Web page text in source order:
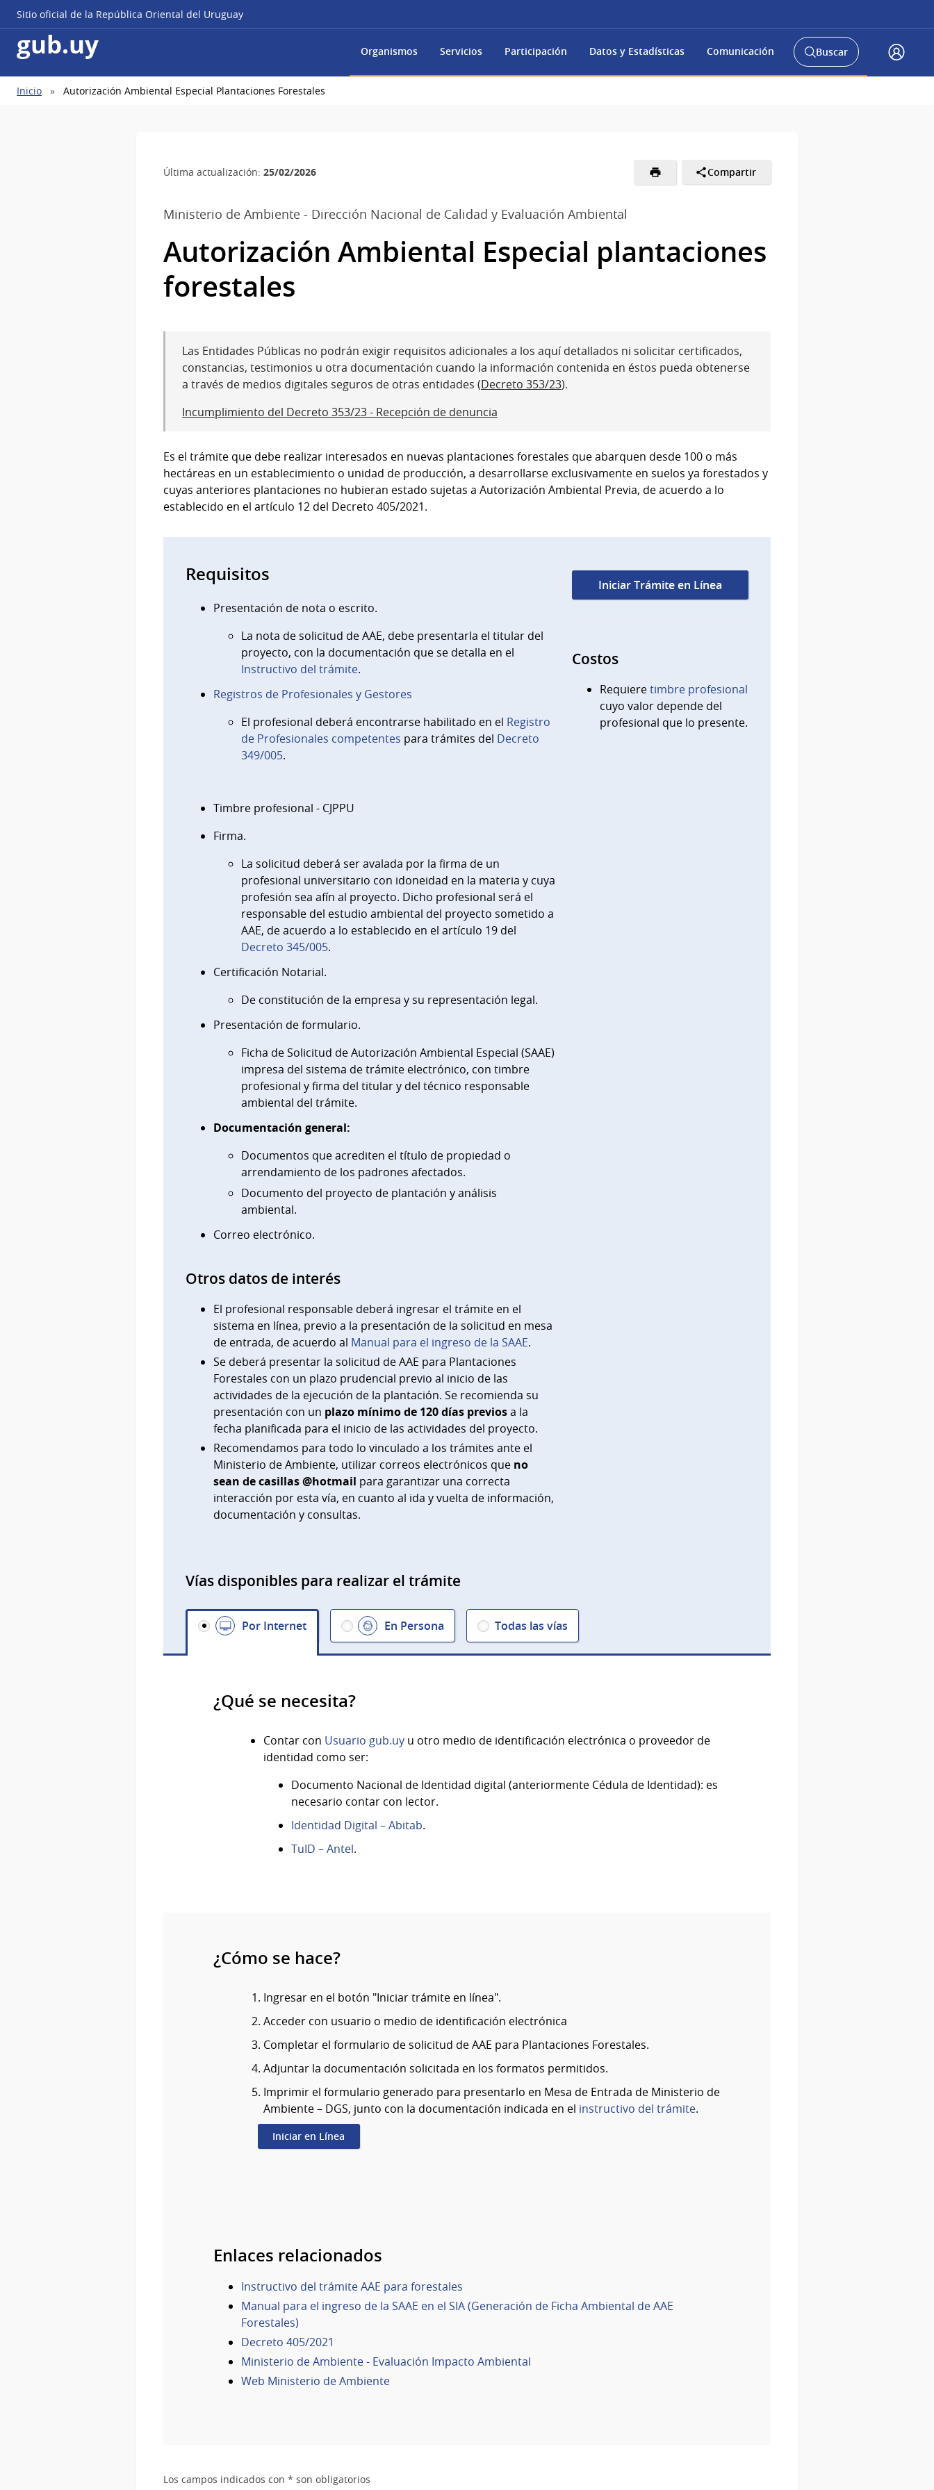
Sitio oficial de la República Oriental del Uruguay
gub.uy Organismos Servicios Participación Datos y Estadísticas Comunicación
Abrir
buscador
Buscar
Acceso
Ruta
Inicio Autorización Ambiental Especial Plantaciones Forestales
Última actualización: 25/02/2026 Compartir
Ministerio de Ambiente - Dirección Nacional de Calidad y Evaluación Ambiental
Autorización Ambiental Especial plantaciones
forestales
Las Entidades Públicas no podrán exigir requisitos adicionales a los aquí detallados ni solicitar certificados,
constancias, testimonios u otra documentación cuando la información contenida en éstos pueda obtenerse
a través de medios digitales seguros de otras entidades (Decreto 353/23).
Incumplimiento del Decreto 353/23 - Recepción de denuncia
Es el trámite que debe realizar interesados en nuevas plantaciones forestales que abarquen desde 100 o más
hectáreas en un establecimiento o unidad de producción, a desarrollarse exclusivamente en suelos ya forestados y
cuyas anteriores plantaciones no hubieran estado sujetas a Autorización Ambiental Previa, de acuerdo a lo
establecido en el artículo 12 del Decreto 405/2021.
Requisitos
Presentación de nota o escrito.
La nota de solicitud de AAE, debe presentarla el titular del
proyecto, con la documentación que se detalla en el
Instructivo del trámite.
Registros de Profesionales y Gestores
El profesional deberá encontrarse habilitado en el Registro
de Profesionales competentes para trámites del Decreto
349/005.
Timbre profesional - CJPPU
Firma.
La solicitud deberá ser avalada por la firma de un
profesional universitario con idoneidad en la materia y cuya
profesión sea afín al proyecto. Dicho profesional será el
responsable del estudio ambiental del proyecto sometido a
AAE, de acuerdo a lo establecido en el artículo 19 del
Decreto 345/005.
Certificación Notarial.
De constitución de la empresa y su representación legal.
Presentación de formulario.
Ficha de Solicitud de Autorización Ambiental Especial (SAAE)
impresa del sistema de trámite electrónico, con timbre
profesional y firma del titular y del técnico responsable
ambiental del trámite.
Documentación general:
Documentos que acrediten el título de propiedad o
arrendamiento de los padrones afectados.
Documento del proyecto de plantación y análisis
ambiental.
Correo electrónico.
Otros datos de interés
El profesional responsable deberá ingresar el trámite en el
sistema en línea, previo a la presentación de la solicitud en mesa
de entrada, de acuerdo al Manual para el ingreso de la SAAE.
Se deberá presentar la solicitud de AAE para Plantaciones
Forestales con un plazo prudencial previo al inicio de las
actividades de la ejecución de la plantación. Se recomienda su
presentación con un plazo mínimo de 120 días previosa la
fecha planificada para el inicio de las actividades del proyecto.
Recomendamos para todo lo vinculado a los trámites ante el
Ministerio de Ambiente, utilizar correos electrónicos que no
sean de casillas @hotmail para garantizar una correcta
interacción por esta vía, en cuanto al ida y vuelta de información,
documentación y consultas.
Iniciar Trámite en Línea
Costos
Requieretimbre profesional
cuyo valor depende del
profesional que lo presente.
Vías disponibles para realizar el trámite
Por Internet En Persona Todas las vías
¿Qué se necesita?
Contar con Usuario gub.uy u otro medio de identificación electrónica o proveedor de
identidad como ser:
Documento Nacional de Identidad digital (anteriormente Cédula de Identidad): es
necesario contar con lector.
Identidad Digital – Abitab.
TuID – Antel.
¿Cómo se hace?
Ingresar en el botón "Iniciar trámite en línea".
Acceder con usuario o medio de identificación electrónica
Completar el formulario de solicitud de AAE para Plantaciones Forestales.
Adjuntar la documentación solicitada en los formatos permitidos.
Imprimir el formulario generado para presentarlo en Mesa de Entrada de Ministerio de
Ambiente – DGS, junto con la documentación indicada en el instructivo del trámite.
Iniciar en Línea
Enlaces relacionados
Instructivo del trámite AAE para forestales
Manual para el ingreso de la SAAE en el SIA (Generación de Ficha Ambiental de AAE
Forestales)
Decreto 405/2021
Ministerio de Ambiente - Evaluación Impacto Ambiental
Web Ministerio de Ambiente
Los campos indicados con * son obligatorios